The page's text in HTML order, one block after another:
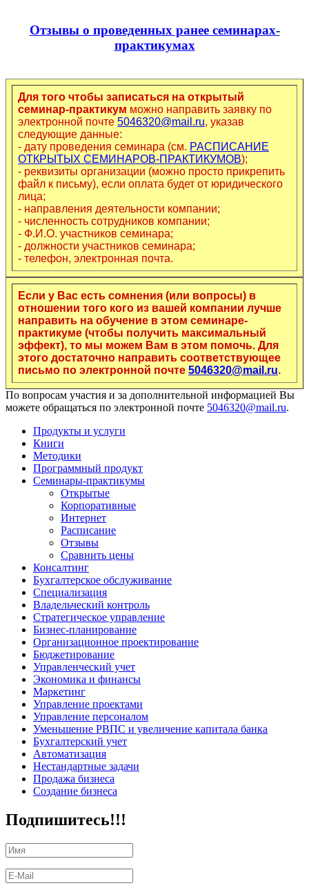
Отзывы о проведенных ранее семинарах-
практикумах
Для того чтобы записаться на открытый
семинар-практикум можно направить заявку по
электронной почте 5046320@mail.ru, указав
следующие данные:
- дату проведения семинара (см. РАСПИСАНИЕ
ОТКРЫТЫХ СЕМИНАРОВ-ПРАКТИКУМОВ);
- реквизиты организации (можно просто прикрепить
файл к письму), если оплата будет от юридического
лица;
- направления деятельности компании;
- численность сотрудников компании;
- Ф.И.О. участников семинара;
- должности участников семинара;
- телефон, электронная почта.
Если у Вас есть сомнения (или вопросы) в
отношении того кого из вашей компании лучше
направить на обучение в этом семинаре-
практикуме (чтобы получить максимальный
эффект), то мы можем Вам в этом помочь. Для
этого достаточно направить соответствующее
письмо по электронной почте 5046320@mail.ru.
По вопросам участия и за дополнительной информацией Вы
можете обращаться по электронной почте 5046320@mail.ru.
Продукты и услуги
Книги
Методики
Программный продукт
Семинары-практикумы
Открытые
Корпоративные
Интернет
Расписание
Отзывы
Сравнить цены
Консалтинг
Бухгалтерское обслуживание
Специализация
Владельческий контроль
Стратегическое управление
Бизнес-планирование
Организационное проектирование
Бюджетирование
Управленческий учет
Экономика и финансы
Маркетинг
Управление проектами
Управление персоналом
Уменьшение РВПС и увеличение капитала банка
Бухгалтерский учет
Автоматизация
Нестандартные задачи
Продажа бизнеса
Создание бизнеса
Подпишитесь!!!